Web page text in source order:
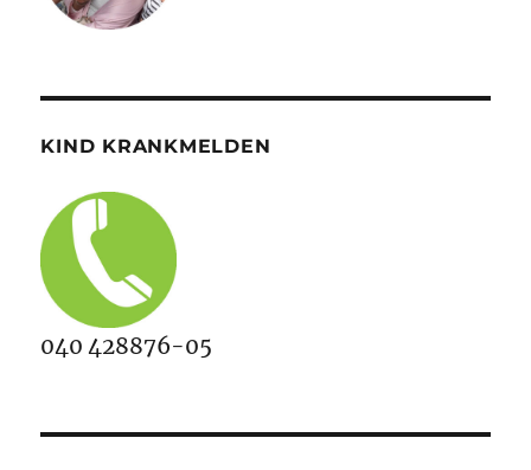
KIND KRANKMELDEN
040 428876-05